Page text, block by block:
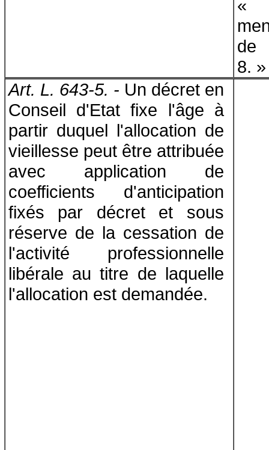
de
8. »
Art. L. 643-5. - Un décret en
Conseil d'Etat fixe l'âge à
partir duquel l'allocation de
vieillesse peut être attribuée
avec application de
coefficients d'anticipation
fixés par décret et sous
réserve de la cessation de
l'activité professionnelle
libérale au titre de laquelle
l'allocation est demandée.